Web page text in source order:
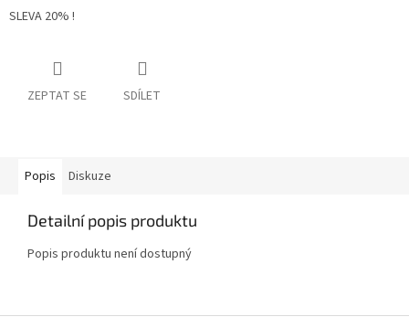
SLEVA 20% !
ZEPTAT SE SDÍLET
Popis Diskuze
Detailní popis produktu
Popis produktu není dostupný